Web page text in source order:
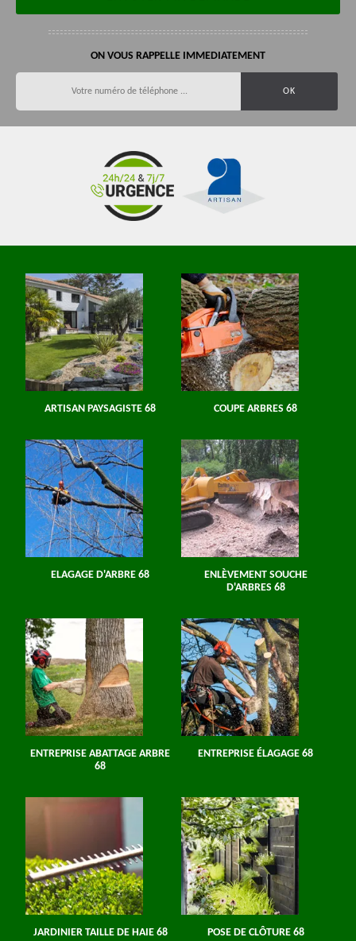
ON VOUS RAPPELLE IMMEDIATEMENT
ARTISAN PAYSAGISTE 68 COUPE ARBRES 68
ELAGAGE D'ARBRE 68
ENLÈVEMENT SOUCHE
D'ARBRES 68
ENTREPRISE ABATTAGE ARBRE
68
ENTREPRISE ÉLAGAGE 68
JARDINIER TAILLE DE HAIE 68 POSE DE CLÔTURE 68